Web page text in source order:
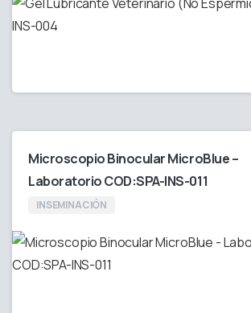
Microscopio Binocular MicroBlue –
Laboratorio COD:SPA-INS-011
INSEMINACIÓN